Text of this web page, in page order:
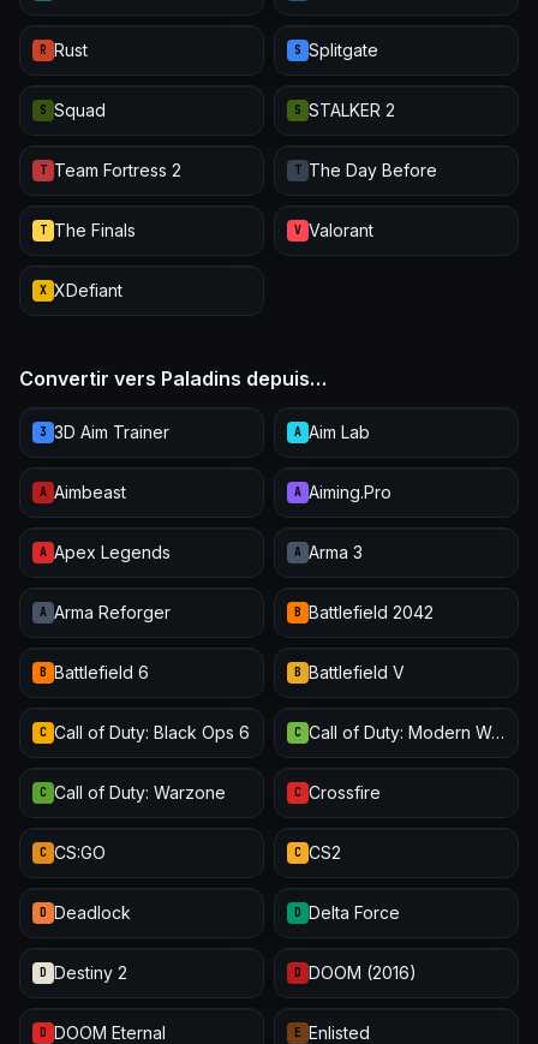
R Rust S Splitgate
S Squad S STALKER 2
T Team Fortress 2 T The Day Before
T The Finals V Valorant
X XDefiant
Convertir vers Paladins depuis…
3 3D Aim Trainer A Aim Lab
A Aimbeast A Aiming.Pro
A Apex Legends A Arma 3
A Arma Reforger B Battlefield 2042
B Battlefield 6 B Battlefield V
C Call of Duty: Black Ops 6 C Call of Duty: Modern Warfare III
C Call of Duty: Warzone C Crossfire
C CS:GO C CS2
D Deadlock D Delta Force
D Destiny 2 D DOOM (2016)
D DOOM Eternal E Enlisted